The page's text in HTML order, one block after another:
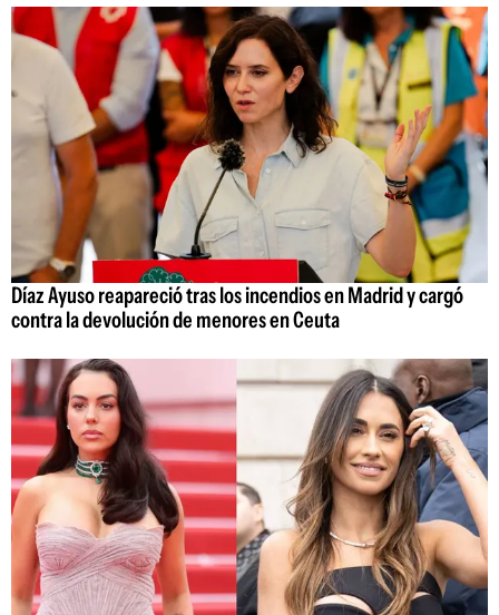
Díaz Ayuso reapareció tras los incendios en Madrid y cargó
contra la devolución de menores en Ceuta